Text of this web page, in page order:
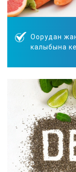
Оорудан
калыбына